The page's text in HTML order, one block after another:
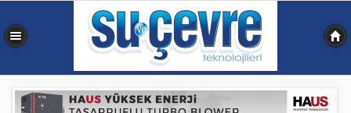
0,204 sn